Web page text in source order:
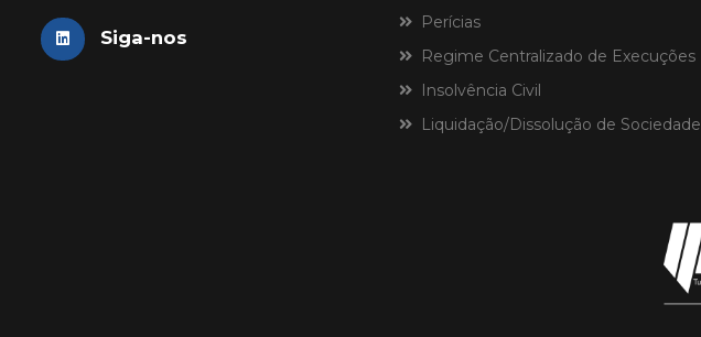
Siga-nos
Perícias
Regime Centralizado de Execuções
Insolvência Civil
Liquidação/Dissolução de Sociedade